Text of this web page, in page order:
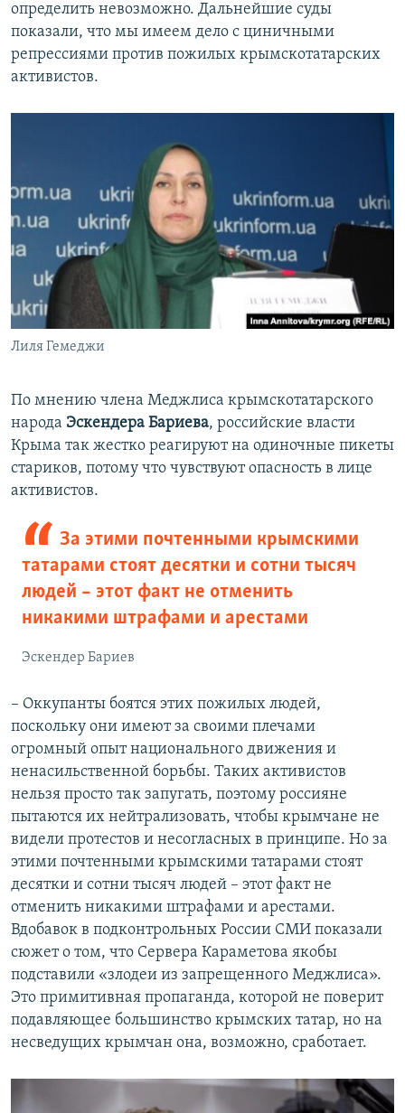
определить невозможно. Дальнейшие суды
показали, что мы имеем дело с циничными
репрессиями против пожилых крымскотатарских
активистов.
Лиля Гемеджи
По мнению члена Меджлиса крымскотатарского
народа Эскендера Бариева, российские власти
Крыма так жестко реагируют на одиночные пикеты
стариков, потому что чувствуют опасность в лице
активистов.
За этими почтенными крымскими
татарами стоят десятки и сотни тысяч
людей – этот факт не отменить
никакими штрафами и арестами
Эскендер Бариев
– Оккупанты боятся этих пожилых людей,
поскольку они имеют за своими плечами
огромный опыт национального движения и
ненасильственной борьбы. Таких активистов
нельзя просто так запугать, поэтому россияне
пытаются их нейтрализовать, чтобы крымчане не
видели протестов и несогласных в принципе. Но за
этими почтенными крымскими татарами стоят
десятки и сотни тысяч людей – этот факт не
отменить никакими штрафами и арестами.
Вдобавок в подконтрольных России СМИ показали
сюжет о том, что Сервера Караметова якобы
подставили «злодеи из запрещенного Меджлиса».
Это примитивная пропаганда, которой не поверит
подавляющее большинство крымских татар, но на
несведущих крымчан она, возможно, сработает.